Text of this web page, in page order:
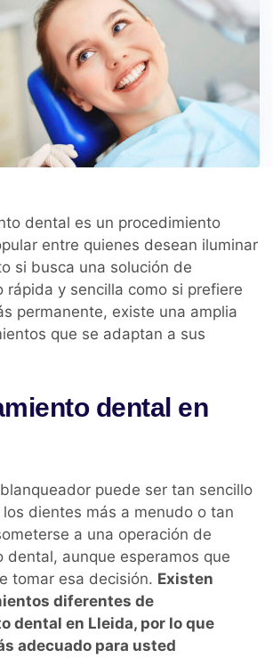
dental es un procedimiento
entre quienes desean iluminar
si busca una solución de
rápida y sencilla como si prefiere
permanente, existe una amplia
que se adaptan a sus
dental en
puede ser tan sencillo
dientes más a menudo o tan
a una operación de
dental, aunque esperamos que
tomar esa decisión. Existen
diferentes de
dental en Lleida, por lo que
adecuado para usted